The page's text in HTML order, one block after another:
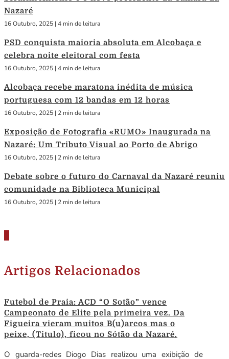
Nazaré
16 Outubro, 2025 | 4 min de leitura
PSD conquista maioria absoluta em Alcobaça e
celebra noite eleitoral com festa
16 Outubro, 2025 | 4 min de leitura
Alcobaça recebe maratona inédita de música
portuguesa com 12 bandas em 12 horas
16 Outubro, 2025 | 2 min de leitura
Exposição de Fotografia «RUMO» Inaugurada na
Nazaré: Um Tributo Visual ao Porto de Abrigo
16 Outubro, 2025 | 2 min de leitura
Debate sobre o futuro do Carnaval da Nazaré reuniu
comunidade na Biblioteca Municipal
16 Outubro, 2025 | 2 min de leitura
Artigos Relacionados
Futebol de Praia: ACD “O Sotão” vence
Campeonato de Elite pela primeira vez. Da
Figueira vieram muitos B(u)arcos mas o
peixe, (Titulo), ficou no Sótão da Nazaré.
O guarda-redes Diogo Dias realizou uma exibição de